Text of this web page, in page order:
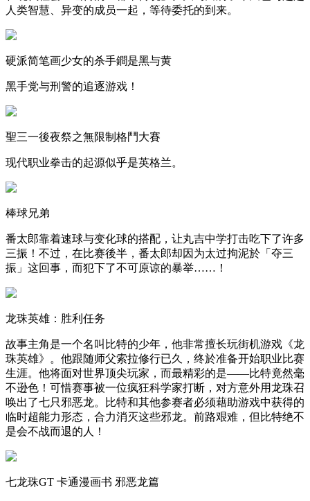
人类智慧、异变的成员一起，等待委托的到来。
硬派简笔画少女的杀手鐧是黑与黄
黑手党与刑警的追逐游戏！
聖三一後夜祭之無限制格鬥大賽
现代职业拳击的起源似乎是英格兰。
棒球兄弟
番太郎靠着速球与变化球的搭配，让丸吉中学打击吃下了许多
三振！不过，在比赛後半，番太郎却因为太过拘泥於「夺三
振」这回事，而犯下了不可原谅的暴举……！
龙珠英雄：胜利任务
故事主角是一个名叫比特的少年，他非常擅长玩街机游戏《龙
珠英雄》。他跟随师父索拉修行已久，终於准备开始职业比赛
生涯。他将面对世界顶尖玩家，而最精彩的是——比特竟然毫
不逊色！可惜赛事被一位疯狂科学家打断，对方意外用龙珠召
唤出了七只邪恶龙。比特和其他参赛者必须藉助游戏中获得的
临时超能力形态，合力消灭这些邪龙。前路艰难，但比特绝不
是会不战而退的人！
七龙珠GT 卡通漫画书 邪恶龙篇